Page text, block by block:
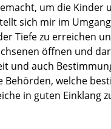
um die Kinder
sich mir im
Tiefe zu erreichen
öffnen und
und auch
Behörden, welche
in guten Einklang